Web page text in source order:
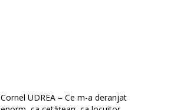
Cornel UDREA – Ce m-a deranjat